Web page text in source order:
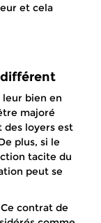
et cela
bien en
majoré
des loyers est
plus, si le
tacite du
peut se
contrat de